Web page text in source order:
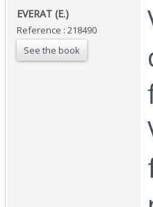
‎EVERAT (E.)‎
Reference : 218490
See the book